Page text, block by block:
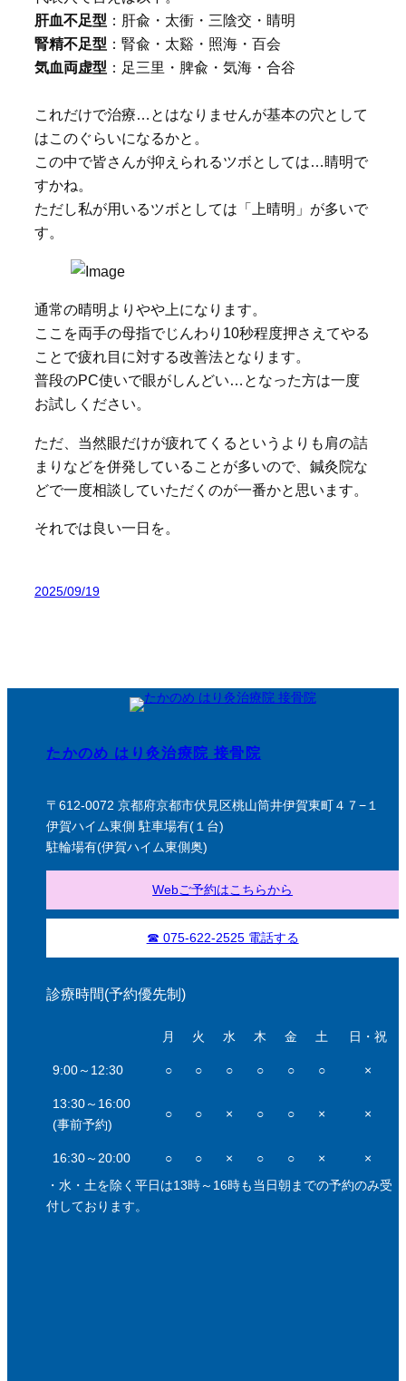
肝血不足型 ：肝兪・太衝・三陰交・睛明
腎精不足型 ：腎兪・太谿・照海・百会
気血両虚型 ：足三里・脾兪・気海・合谷
これだけで治療…とはなりませんが基本の穴として
はこのぐらいになるかと。
この中で皆さんが抑えられるツボとしては…睛明で
すかね。
ただし私が用いるツボとしては「上晴明」が多いで
す。
通常の晴明よりやや上になります。
ここを両手の母指でじんわり10秒程度押さえてやる
ことで疲れ目に対する改善法となります。
普段のPC使いで眼がしんどい…となった方は一度
お試しください。
ただ、当然眼だけが疲れてくるというよりも肩の詰
まりなどを併発していることが多いので、鍼灸院な
どで一度相談していただくのが一番かと思います。
それでは良い一日を。
2025/09/19
たかのめ はり灸治療院 接骨院
〒612-0072 京都府京都市伏見区桃山筒井伊賀東町４７−１
伊賀ハイム東側 駐車場有(１台)
駐輪場有(伊賀ハイム東側奥)
Webご予約はこちらから
☎ 075-622-2525 電話する
診療時間(予約優先制)
月 火 水 木 金 土 日・祝
9:00～12:30 ○ ○ ○ ○ ○ ○ ×
13:30～16:00
(事前予約)
○ ○ × ○ ○ × ×
16:30～20:00 ○ ○ × ○ ○ ×
×
・水・土を除く平日は13時～16時も当日朝までの予約のみ受
付しております。